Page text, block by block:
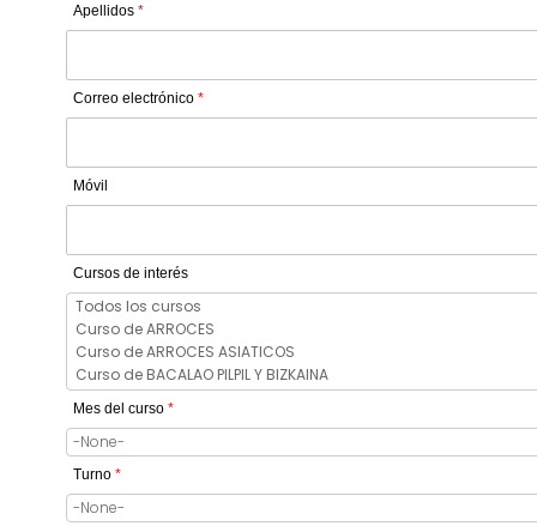
Apellidos *
Correo electrónico *
Móvil
Cursos de interés
Mes del curso *
Turno *